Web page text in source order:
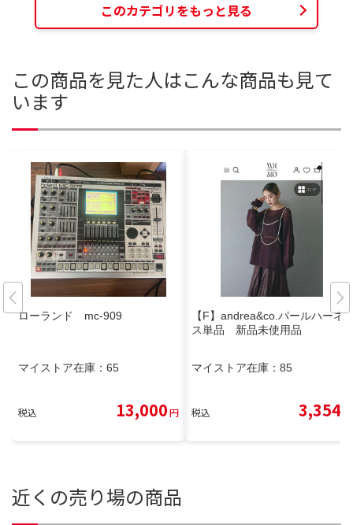
このカテゴリをもっと見る
この商品を見た人はこんな商品も見て
います
ローランド mc-909
マイストア在庫： 65
税込 13,000円
【F】andrea&co.パールハーネ
ス単品 新品未使用品
マイストア在庫： 85
税込 3,354
近くの売り場の商品